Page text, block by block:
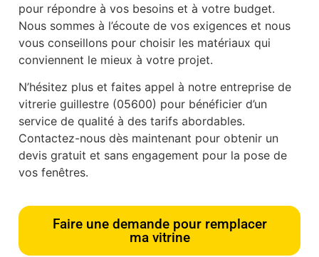
pour répondre à vos besoins et à votre budget.
Nous sommes à l’écoute de vos exigences et nous
vous conseillons pour choisir les matériaux qui
conviennent le mieux à votre projet.
N’hésitez plus et faites appel à notre entreprise de
vitrerie guillestre (05600) pour bénéficier d’un
service de qualité à des tarifs abordables.
Contactez-nous dès maintenant pour obtenir un
devis gratuit et sans engagement pour la pose de
vos fenêtres.
Faire une demande pour remplacer
ma vitrine